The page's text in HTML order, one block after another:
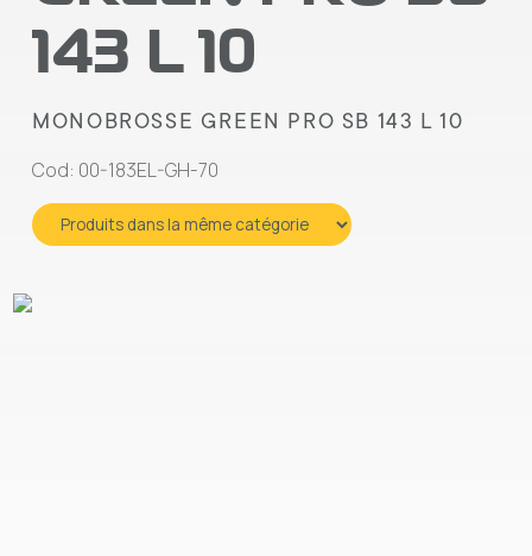
143 L 10
MONOBROSSE GREEN PRO SB 143 L 10
Cod: 00-183EL-GH-70